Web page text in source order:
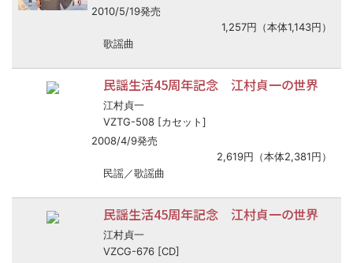
2010/5/19発売
1,257円（本体1,143円）
歌謡曲
民謡生活45周年記念 江村貞一の世界
江村貞一
VZTG-508 [カセット]
2008/4/9発売
2,619円（本体2,381円）
民謡／歌謡曲
民謡生活45周年記念 江村貞一の世界
江村貞一
VZCG-676 [CD]